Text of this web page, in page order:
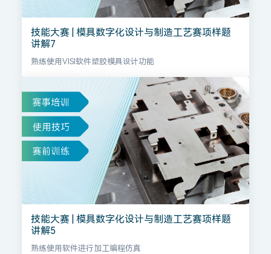
技能大赛 | 模具数字化设计与制造工艺赛项样题
讲解7
熟练使用VISI软件塑胶模具设计功能
技能大赛 | 模具数字化设计与制造工艺赛项样题
讲解5
熟练使用软件进行加工编程仿真